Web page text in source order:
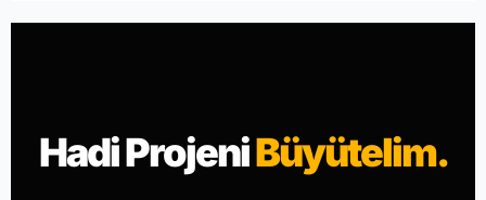
Hadi ProjeniBüyütelim.